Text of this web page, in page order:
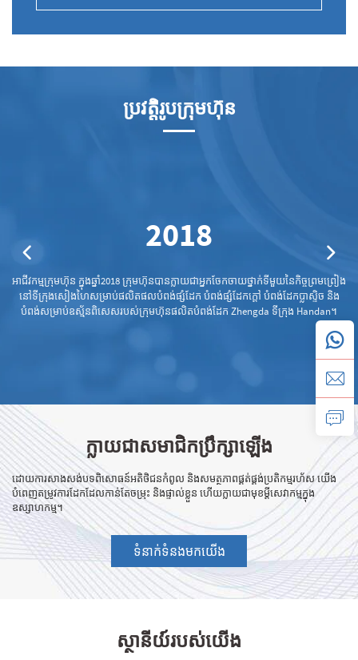
ប្រវត្តិរូបក្រុមហ៊ុន
2018
អាជីវកម្មក្រុមហ៊ុន ក្នុងឆ្នាំ2018 ក្រុមហ៊ុនបានក្លាយជាអ្នកចែកចាយថ្នាក់ទីមួយនៃកិច្ចព្រមព្រៀង
នៅទីក្រុងសៀងហៃសម្រាប់ផលិតផលបំពង់ផ្សំដែក បំពង់ផ្សំដែកក្តៅ បំពង់​ដែក​ប្លាស្ទិច និង
បំពង់​សម្រាប់​ឧស្ម័ន​ពិសេសរបស់ក្រុមហ៊ុនផលិតបំពង់ដែក Zhengda ទីក្រុង Handan។
ក្លាយជាសមាជិកប្រឹក្សាឡើង
ដោយការសាងសង់បទពិសោធន៍​អតិថិជន​កំពូល និង​សមត្ថភាពផ្គត់ផ្គង់​ប្រតិកម្ម​រហ័ស យើង
បំពេញតម្រូវការ​ដែក​ដែលកាន់តែ​ចម្រុះ និង​ផ្ទាល់ខ្លួន ហើយក្លាយជា​មុខម្តី​សេវាកម្ម​ក្នុង​
ឧស្សាហកម្ម។
ទំនាក់ទំនងមកយើង
ស្ថានីយ៍របស់យើង